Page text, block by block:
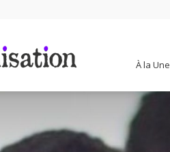
Mondialisation
À la Une